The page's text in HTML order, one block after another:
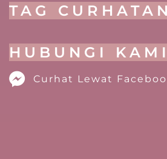
TAG CURHATAN
HUBUNGI
Curhat Lewat